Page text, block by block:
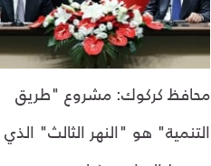
محافظ كركوك: مشروع "طريق
التنمية" هو "النهر الثالث" الذي